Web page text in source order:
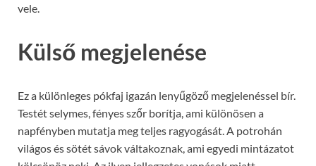
vele.
Külső megjelenése
Ez a különleges pókfaj igazán lenyűgöző megjelenéssel bír.
Testét selymes, fényes szőr borítja, ami különösen a
napfényben mutatja meg teljes ragyogását. A potrohán
világos és sötét sávok váltakoznak, ami egyedi mintázatot